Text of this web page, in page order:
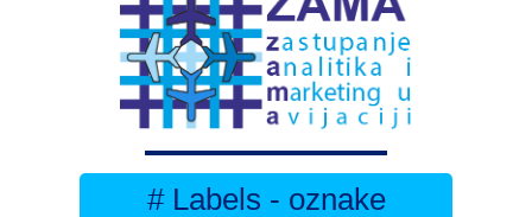
# Labels - oznake